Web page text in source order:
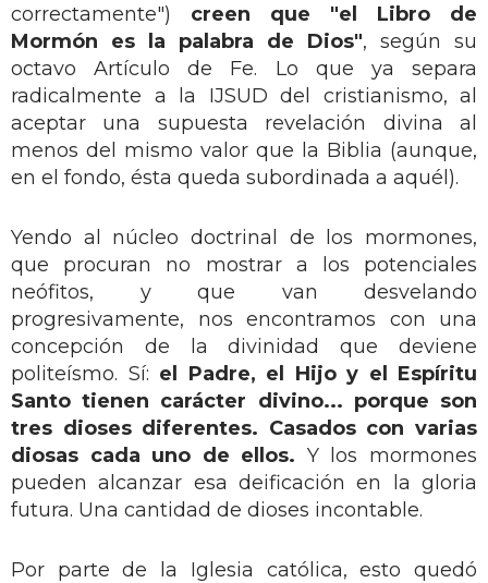
correctamente") creen que "el Libro de
Mormón es la palabra de Dios", según su
octavo Artículo de Fe. Lo que ya separa
radicalmente a la IJSUD del cristianismo, al
aceptar una supuesta revelación divina al
menos del mismo valor que la Biblia (aunque,
en el fondo, ésta queda subordinada a aquél).
Yendo al núcleo doctrinal de los mormones,
que procuran no mostrar a los potenciales
neófitos, y que van desvelando
progresivamente, nos encontramos con una
concepción de la divinidad que deviene
politeísmo. Sí: el Padre, el Hijo y el Espíritu
Santo tienen carácter divino... porque son
tres dioses diferentes. Casados con varias
diosas cada uno de ellos. Y los mormones
pueden alcanzar esa deificación en la gloria
futura. Una cantidad de dioses incontable.
Por parte de la Iglesia católica, esto quedó